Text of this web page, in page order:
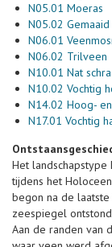
N05.01 Moeras
N05.02
N06.01
N06.02 Trilveen
N10.01 Nat
N10.02 Vochtig
N14.02 Hoog-
N17.01 Vochtig
Het
tijdens het
begon na de
zeespiegel
Aan de randen van